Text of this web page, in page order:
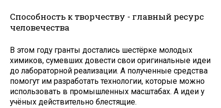
Способность к творчеству - главный ресурс
человечества
В этом году гранты достались шестёрке молодых
химиков, сумевших довести свои оригинальные идеи
до лабораторной реализации. А полученные средства
помогут им разработать технологии, которые можно
использовать в промышленных масштабах. А идеи у
учёных действительно блестящие.